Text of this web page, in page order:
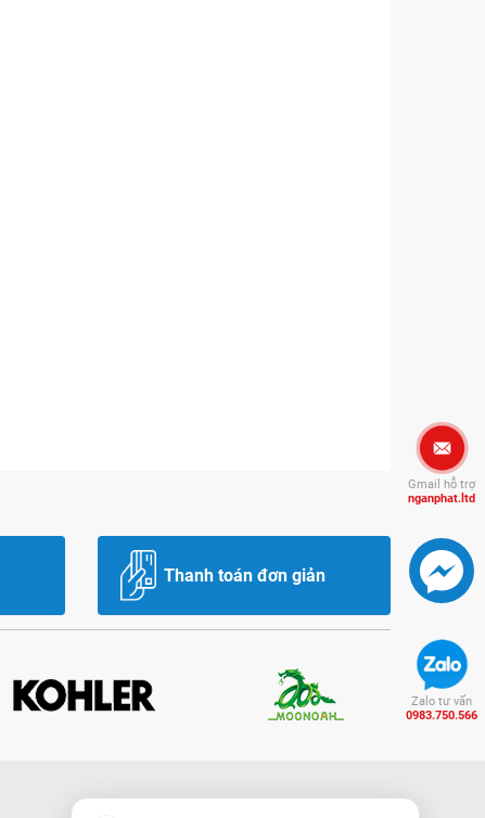
Thanh toán đơn giản
Gmail hỗ trợ
nganphat.ltd
Zalo tư vấn
0983.750.566